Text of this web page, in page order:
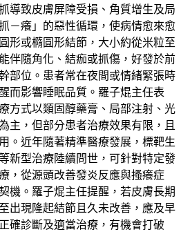
導致皮膚屏障受損、角質增生及局
－癢」的惡性循環，使病情愈來愈
形或橢圓形結節，大小約從米粒至
伴隨角化、結痂或抓傷，好發於前
部位。患者常在夜間或情緒緊張時
而影響睡眠品質。羅子焜主任表
方式以類固醇藥膏、局部注射、光
主，但部分患者治療效果有限，且
。近年隨著精準醫療發展，標靶生
新型治療陸續問世，可針對特定發
，從源頭改善發炎反應與搔癢症
機。羅子焜主任提醒，若皮膚長期
出現隆起結節且久未改善，應及早
確診斷及適當治療，有機會打破